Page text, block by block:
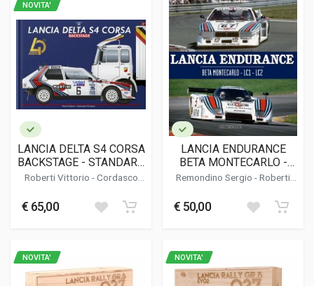
NOVITA'
LANCIA DELTA S4 CORSA
BACKSTAGE - STANDARD
EDITION
Roberti Vittorio -Cordasco
€ 65,00
LANCIA ENDURANCE
BETA MONTECARLO -
LC1 - LC2
Remondino Sergio -Roberti
€ 50,00
NOVITA' NOVITA'